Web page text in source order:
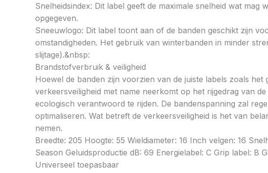
Snelheidsindex: Dit label geeft de maximale snelheid wat
opgegeven.
Sneeuwlogo: Dit label toont aan of de banden geschikt zijn
omstandigheden. Het gebruik van winterbanden in minder
slijtage).&nbsp:
Brandstofverbruik & veiligheid
Hoewel de banden zijn voorzien van de juiste labels zoals
verkeersveiligheid met name neerkomt op het rijgedrag van
ecologisch verantwoord te rijden. De bandenspanning zal
optimaliseren. Wat betreft de verkeersveiligheid is het van
nemen.
Breedte: 205 Hoogte: 55 Wieldiameter: 16 Inch velgen: 16
Season Geluidsproductie dB: 69 Energielabel: C Grip label: B
Universeel toepasbaar